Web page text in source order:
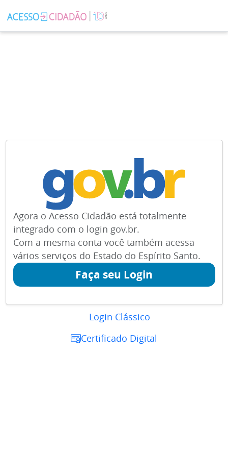
Agora o Acesso Cidadão está totalmente
integrado com o login gov.br.
Com a mesma conta você também acessa
vários serviços do Estado do Espírito Santo.
Faça seu Login
Login Clássico
Certificado Digital